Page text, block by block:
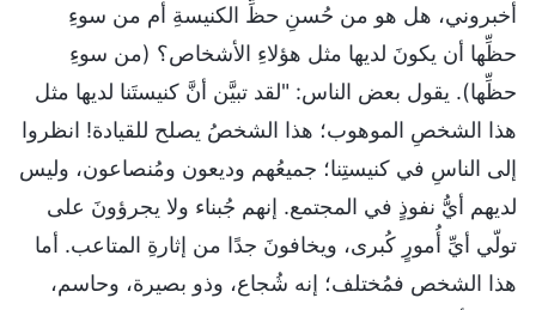
أخبروني، هل هو من حُسنِ حظِّ الكنيسةِ أم من سوءِ
حظِّها أن يكونَ لديها مثل هؤلاءِ الأشخاص؟ (من سوءِ
حظِّها). يقول بعض الناس: "لقد تبيَّن أنَّ كنيستَنا لديها مثل
هذا الشخصِ الموهوب؛ هذا الشخصُ يصلح للقيادة! انظروا
إلى الناسِ في كنيستِنا؛ جميعُهم وديعون ومُنصاعون، وليس
لديهم أيُّ نفوذٍ في المجتمع. إنهم جُبناء ولا يجرؤونَ على
تولّي أيِّ أُمورٍ كُبرى، ويخافونَ جدًا من إثارةِ المتاعب. أما
هذا الشخص فمُختلف؛ إنه شُجاع، وذو بصيرة، وحاسم،